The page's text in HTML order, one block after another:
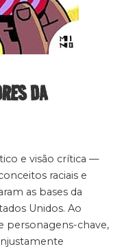
DA
e visão crítica —
raciais e
as bases da
Unidos. Ao
personagens-chave,